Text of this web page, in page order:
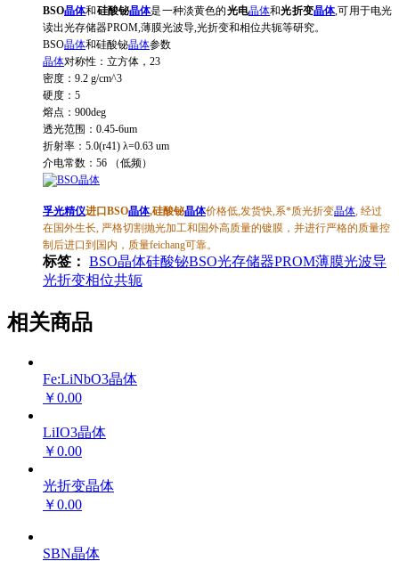
BSO晶体和硅酸铋晶体是一种淡黄色的光电晶体和光折变晶体,可用于电光
读出光存储器PROM,薄膜光波导,光折变和相位共轭等研究。
BSO晶体和硅酸铋晶体参数
晶体对称性：立方体，23
密度：9.2 g/cm^3
硬度：5
熔点：900deg
透光范围：0.45-6um
折射率：5.0(r41) λ=0.63 um
介电常数：56 （低频）
孚光精仪进口BSO晶体,硅酸铋晶体价格低,发货快,系*质光折变晶体, 经过
在国外生长, 严格切割抛光加工和国外高质量的镀膜，并进行严格的质量控
制后进口到国内，质量feichang可靠。
标签： BSO晶体硅酸铋BSO光存储器PROM薄膜光波导
光折变相位共轭
相关商品
Fe:LiNbO3晶体
￥0.00
LiIO3晶体
￥0.00
光折变晶体
￥0.00
SBN晶体